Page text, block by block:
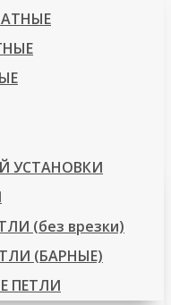
УСТАНОВКИ
(без врезки)
(БАРНЫЕ)
ПЕТЛИ